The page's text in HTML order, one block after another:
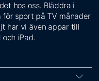
hos oss. Bläddra i
för sport på TV månader
har vi även appar till
och iPad.